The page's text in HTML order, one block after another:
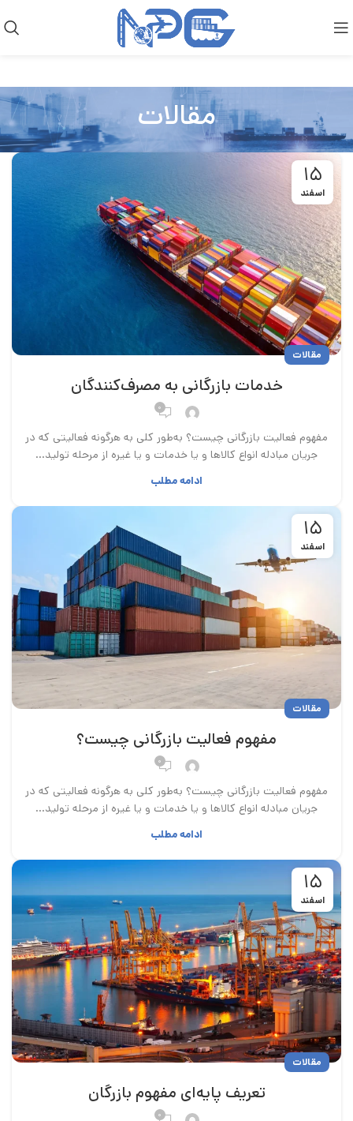
مقالات
۱۵
اسفند
مقالات
خدمات بازرگانی به مصرف‌کنندگان
۰
مفهوم فعالیت بازرگانی چیست؟ به‌طور کلی به هرگونه فعالیتی که در
جریان مبادله انواع کالاها و یا خدمات و یا غیره از مرحله تولید...
ادامه مطلب
۱۵
اسفند
مقالات
مفهوم فعالیت بازرگانی چیست؟
۰
مفهوم فعالیت بازرگانی چیست؟ به‌طور کلی به هرگونه فعالیتی که در
جریان مبادله انواع کالاها و یا خدمات و یا غیره از مرحله تولید...
ادامه مطلب
۱۵
اسفند
مقالات
تعریف پایه‌ای مفهوم بازرگان
۰